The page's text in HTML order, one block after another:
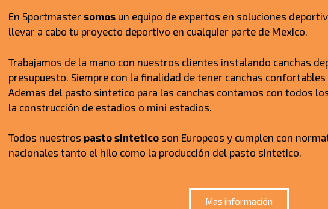
En Sportmastersomos un equipo de expertos en soluciones
llevar a cabo tu proyecto deportivo en cualquier parte de Mexico.
Trabajamos de la mano con nuestros clientes instalando canchas
presupuesto. Siempre con la finalidad de tener canchas
Ademas del pasto sintetico para las canchas contamos con todos
la construcción de estadios o mini estadios.
Todos nuestros pasto sintetico son Europeos y cumplen con
nacionales tanto el hilo como la producción del pasto sintetico.
Mas información